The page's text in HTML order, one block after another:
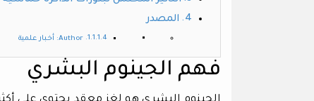
المصدر
Author: أخبار علمية
فهم الجينوم البشري